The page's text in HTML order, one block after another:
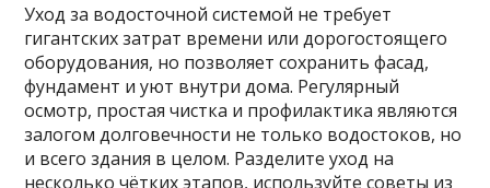
Уход за водосточной системой не требует
гигантских затрат времени или дорогостоящего
оборудования, но позволяет сохранить фасад,
фундамент и уют внутри дома. Регулярный
осмотр, простая чистка и профилактика являются
залогом долговечности не только водостоков, но
и всего здания в целом. Разделите уход на
несколько чётких этапов, используйте советы из